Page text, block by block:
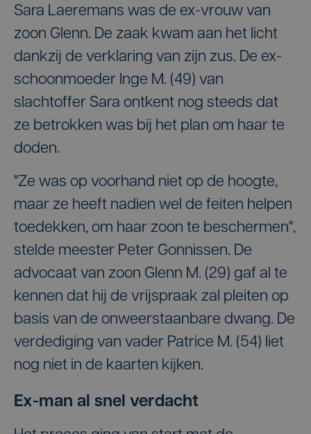
Sara Laeremans was de ex-vrouw van
zoon Glenn. De zaak kwam aan het licht
dankzij de verklaring van zijn zus. De ex-
schoonmoeder Inge M. (49) van
slachtoffer Sara ontkent nog steeds dat
ze betrokken was bij het plan om haar te
doden.
"Ze was op voorhand niet op de hoogte,
maar ze heeft nadien wel de feiten helpen
toedekken, om haar zoon te beschermen",
stelde meester Peter Gonnissen. De
advocaat van zoon Glenn M. (29) gaf al te
kennen dat hij de vrijspraak zal pleiten op
basis van de onweerstaanbare dwang. De
verdediging van vader Patrice M. (54) liet
nog niet in de kaarten kijken.
Ex-man al snel verdacht